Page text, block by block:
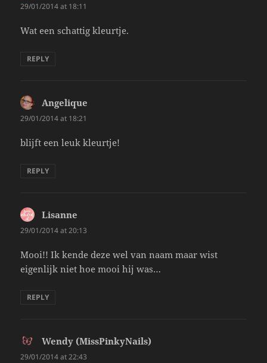
29/01/2014 at 18:11
Wat een schattig kleurtje.
REPLY
Angelique
29/01/2014 at 18:21
blijft een leuk kleurtje!
REPLY
Lisanne
29/01/2014 at 20:13
Mooi!! Ik kende deze wel van naam maar wist
eigenlijk niet hoe mooi hij was…
REPLY
Wendy (MissPinkyNails)
29/01/2014 at 22:43